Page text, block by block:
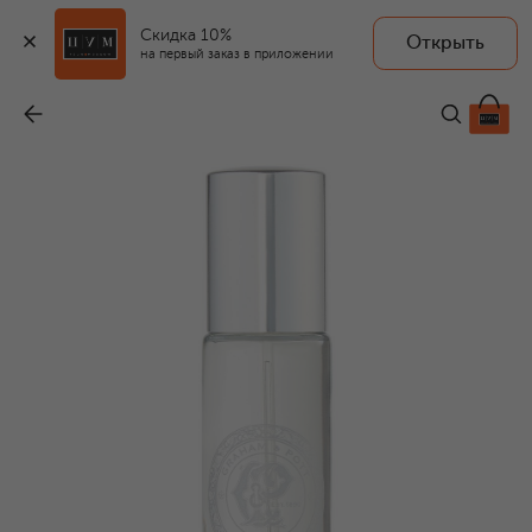
Скидка 10%
на первый заказ в приложении
Открыть
GRAHAM AND POTT
16 200 ₽